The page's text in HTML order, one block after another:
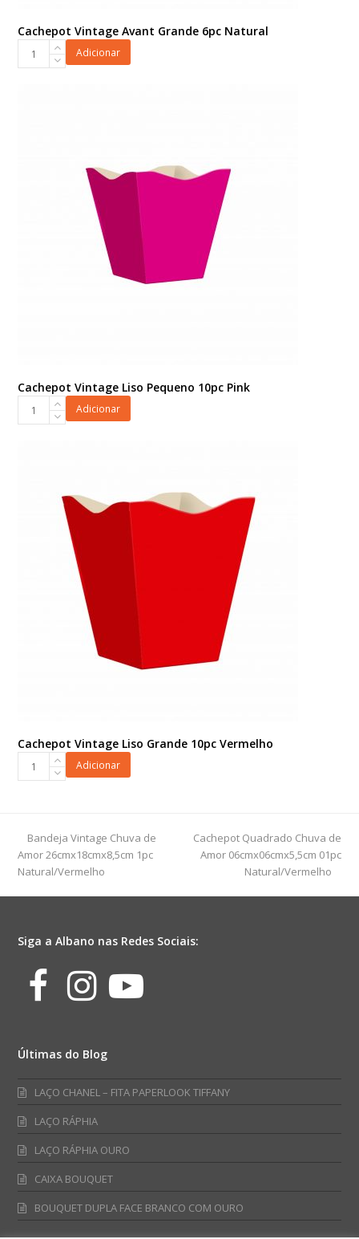
Cachepot Vintage Avant Grande 6pc Natural
Cachepot
Adicionar
Cachepot Vintage Liso Pequeno 10pc Pink
Cachepot
quantidade
Adicionar
Cachepot Vintage Liso Grande 10pc Vermelho
Cachepot
Vermelho
quantidade
Adicionar
previous
post:
Bandeja Vintage Chuva de
Amor 26cmx18cmx8,5cm 1pc
Natural/Vermelho
next
post:
Cachepot Quadrado Chuva de
Amor 06cmx06cmx5,5cm 01pc
Natural/Vermelho
Siga a Albano nas Redes Sociais:
Facebook
Instagram
Youtube
Últimas do Blog
LAÇO CHANEL – FITA PAPERLOOK TIFFANY
LAÇO RÁPHIA
LAÇO RÁPHIA OURO
CAIXA BOUQUET
BOUQUET DUPLA FACE BRANCO COM OURO